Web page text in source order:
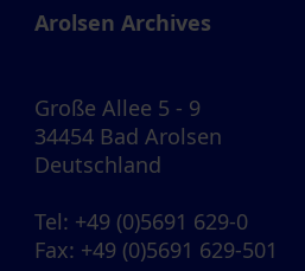
Arolsen Archives
Große Allee 5 - 9
34454 Bad Arolsen
Deutschland
Tel: +49 (0)5691 629-0
Fax: +49 (0)5691 629-501